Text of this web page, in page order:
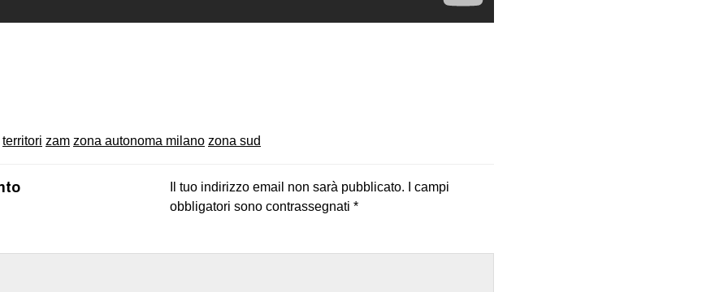
territori zam zona autonoma milano zona sud
Il tuo indirizzo email non sarà pubblicato.
I campi
obbligatori sono contrassegnati *